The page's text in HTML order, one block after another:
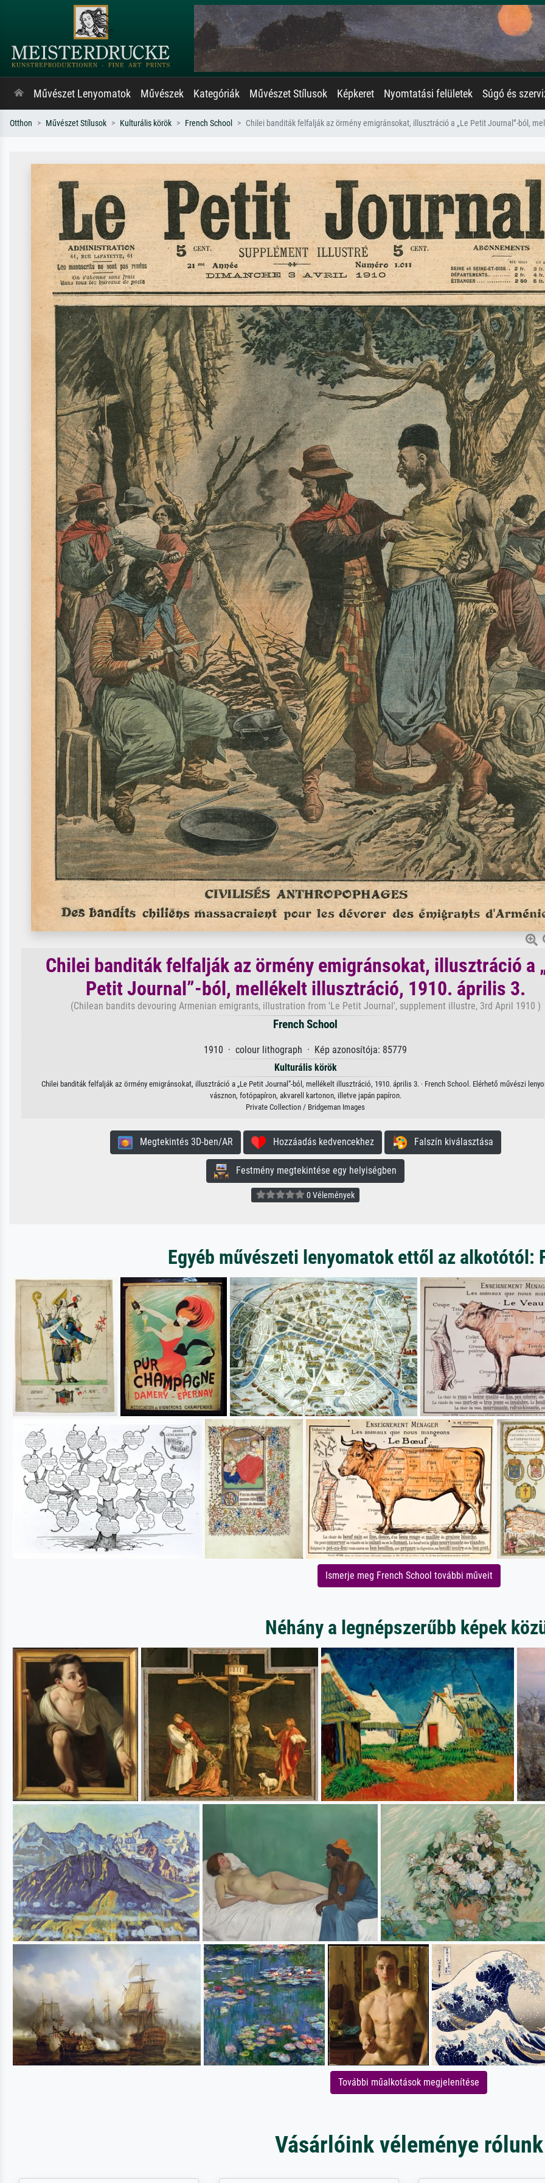
Művészet Lenyomatok Művészek Kategóriák Művészet Stílusok Képkeret Nyomtatási felületek Súgó és
Otthon Művészet Stílusok Kulturális körök French School Chilei banditák felfalják az örmény emigránsokat, illusztráció a „Le Petit Journal”-ból,
Chilei banditák felfalják az örmény emigránsokat, illusztráció a
Petit Journal”-ból, mellékelt illusztráció, 1910. április 3.
(Chilean bandits devouring Armenian emigrants, illustration from 'Le Petit Journal', supplement illustre, 3rd April 1910 )
French School
1910 · colour lithograph · Kép azonosítója: 85779
Kulturális körök
Chilei banditák felfalják az örmény emigránsokat, illusztráció a „Le Petit Journal”-ból, mellékelt illusztráció, 1910. április 3. · French School. Elérhető művészi
vásznon, fotópapíron, akvarell kartonon, illetve japán papíron.
Private Collection / Bridgeman Images
Megtekintés 3D-ben/AR Hozzáadás kedvencekhez Falszín kiválasztása
Festmény megtekintése egy helyiségben
0 Vélemények
Egyéb művészeti lenyomatok ettől az alkotótól:
Ismerje meg French School további műveit
Néhány a legnépszerűbb képek
További műalkotások megjelenítése
Vásárlóink véleménye rólunk